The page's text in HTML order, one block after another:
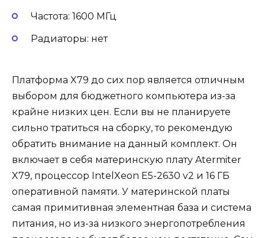
Частота: 1600 МГц
Радиаторы: нет
Платформа X79 до сих пор является отличным
выбором для бюджетного компьютера из-за
крайне низких цен. Если вы не планируете
сильно тратиться на сборку, то рекомендую
обратить внимание на данный комплект. Он
включает в себя материнскую плату Atermiter
X79, процессор IntelXeon E5-2630 v2 и 16 ГБ
оперативной памяти. У материнской платы
самая примитивная элементная база и система
питания, но из-за низкого энергопотребления